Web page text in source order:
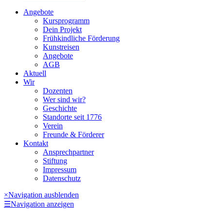
Angebote
Kursprogramm
Dein Projekt
Frühkindliche Förderung
Kunstreisen
Angebote
AGB
Aktuell
Wir
Dozenten
Wer sind wir?
Geschichte
Standorte seit 1776
Verein
Freunde & Förderer
Kontakt
Ansprechpartner
Stiftung
Impressum
Datenschutz
×Navigation ausblenden
☰Navigation anzeigen